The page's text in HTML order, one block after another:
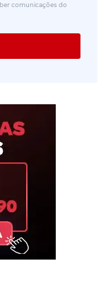
comunicações do